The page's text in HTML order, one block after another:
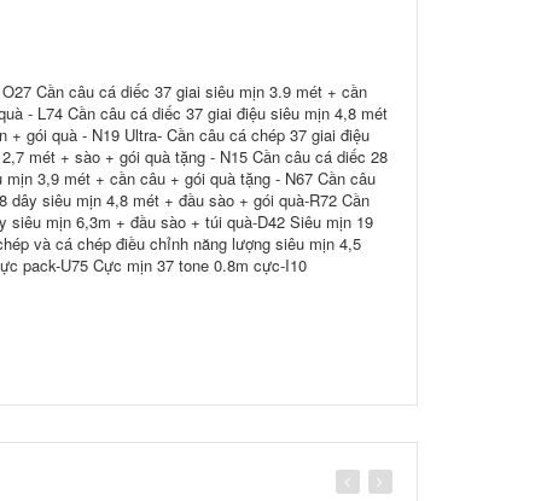
Cần câu cá diếc 37 giai siêu mịn 3.9 mét + cần
- L74 Cần câu cá diếc 37 giai điệu siêu mịn 4,8 mét
gói quà - N19 Ultra- Cần câu cá chép 37 giai điệu
mét + sào + gói quà tặng - N15 Cần câu cá diếc 28
3,9 mét + cần câu + gói quà tặng - N67 Cần câu
siêu mịn 4,8 mét + đầu sào + gói quà-R72 Cần
mịn 6,3m + đầu sào + túi quà-D42 Siêu mịn 19
và cá chép điều chỉnh năng lượng siêu mịn 4,5
pack-U75 Cực mịn 37 tone 0.8m cực-I10